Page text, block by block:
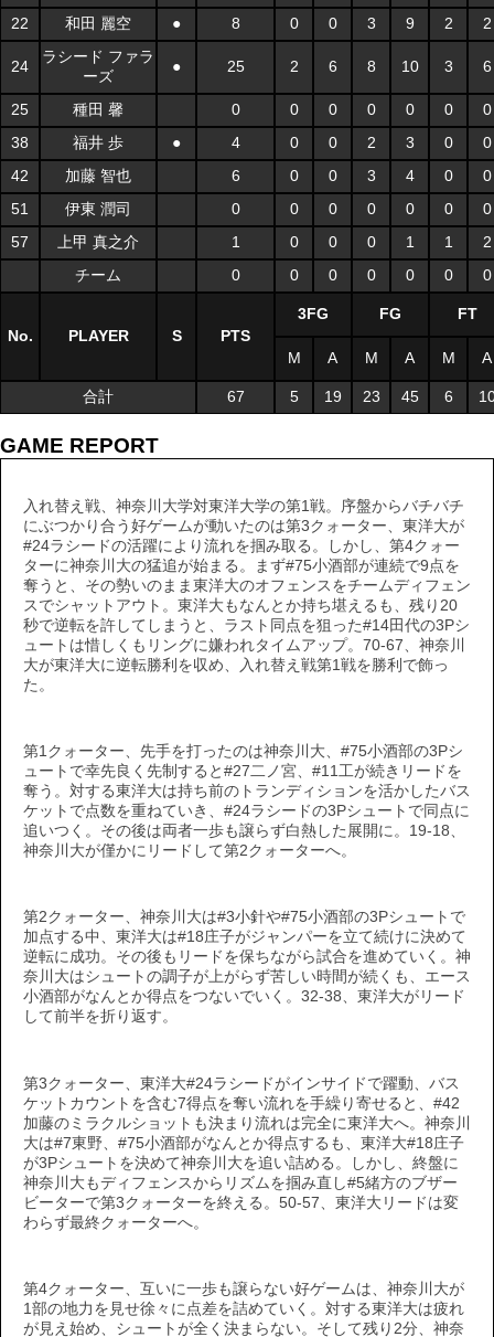
22
和田 麗空 ● 8 0 0 3 9 2 2
24
ラシード ファラ
ーズ
● 25 2 6 8 10 3 6
25 種田 馨 0 0 0 0 0 0
0
38
福井 歩 ● 4 0 0 2 3 0
0
42
加藤 智也 6 0 0 3 4 0
0
51
伊東 潤司 0 0 0 0 0 0
0
57
上甲 真之介 1 0 0 0 1 1
2
チーム
0 0 0 0 0 0 0
No. PLAYER S PTS
3FG FG FT
M A M A M A
合計 67 5 19 23 45 6
GAME REPORT
入れ替え戦、神奈川大学対東洋大学の第1戦。序盤からバチバチ
にぶつかり合う好ゲームが動いたのは第3クォーター、東洋大が
#24ラシードの活躍により流れを掴み取る。しかし、第4クォー
ターに神奈川大の猛追が始まる。まず#75小酒部が連続で9点を
奪うと、その勢いのまま東洋大のオフェンスをチームディフェン
スでシャットアウト。東洋大もなんとか持ち堪えるも、残り20
秒で逆転を許してしまうと、ラスト同点を狙った#14田代の3Pシ
ュートは惜しくもリングに嫌われタイムアップ。70-67、神奈川
大が東洋大に逆転勝利を収め、入れ替え戦第1戦を勝利で飾っ
た。
第1クォーター、先手を打ったのは神奈川大、#75小酒部の3Pシ
ュートで幸先良く先制すると#27二ノ宮、#11工が続きリードを
奪う。対する東洋大は持ち前のトランディションを活かしたバス
ケットで点数を重ねていき、#24ラシードの3Pシュートで同点に
追いつく。その後は両者一歩も譲らず白熱した展開に。19-18、
神奈川大が僅かにリードして第2クォーターへ。
第2クォーター、神奈川大は#3小針や#75小酒部の3Pシュートで
加点する中、東洋大は#18庄子がジャンパーを立て続けに決めて
逆転に成功。その後もリードを保ちながら試合を進めていく。神
奈川大はシュートの調子が上がらず苦しい時間が続くも、エース
小酒部がなんとか得点をつないでいく。32-38、東洋大がリード
して前半を折り返す。
第3クォーター、東洋大#24ラシードがインサイドで躍動、バス
ケットカウントを含む7得点を奪い流れを手繰り寄せると、#42
加藤のミラクルショットも決まり流れは完全に東洋大へ。神奈川
大は#7東野、#75小酒部がなんとか得点するも、東洋大#18庄子
が3Pシュートを決めて神奈川大を追い詰める。しかし、終盤に
神奈川大もディフェンスからリズムを掴み直し#5緒方のブザー
ビーターで第3クォーターを終える。50-57、東洋大リードは変
わらず最終クォーターへ。
第4クォーター、互いに一歩も譲らない好ゲームは、神奈川大が
1部の地力を見せ徐々に点差を詰めていく。対する東洋大は疲れ
が見え始め、シュートが全く決まらない。そして残り2分、神奈